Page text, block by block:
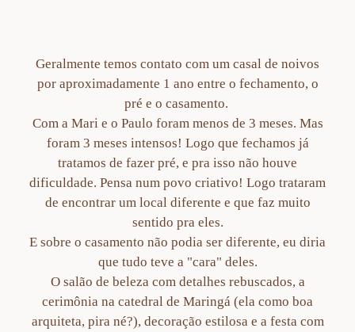
Geralmente temos contato com um casal de noivos
por aproximadamente 1 ano entre o fechamento, o
pré e o casamento.
Com a Mari e o Paulo foram menos de 3 meses. Mas
foram 3 meses intensos! Logo que fechamos já
tratamos de fazer pré, e pra isso não houve
dificuldade. Pensa num povo criativo! Logo trataram
de encontrar um local diferente e que faz muito
sentido pra eles.
E sobre o casamento não podia ser diferente, eu diria
que tudo teve a "cara" deles.
O salão de beleza com detalhes rebuscados, a
cerimônia na catedral de Maringá (ela como boa
arquiteta, pira né?), decoração estilosa e a festa com